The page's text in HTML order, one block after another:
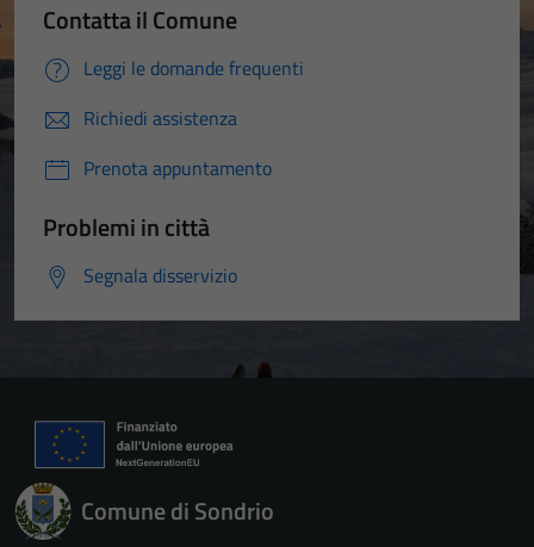
Contatta il Comune
Leggi le domande frequenti
Richiedi assistenza
Prenota appuntamento
Problemi in città
Segnala disservizio
Comune di Sondrio